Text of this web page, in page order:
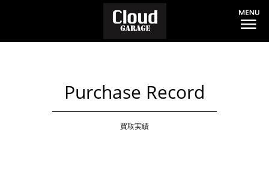
Purchase Record
買取実績